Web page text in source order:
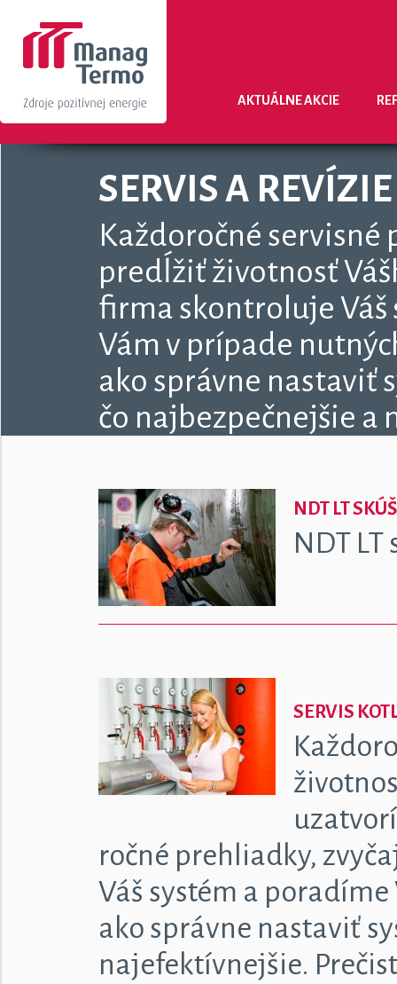
AKTUÁLNE AKCIE
SERVIS A REVÍZIE
Každoročné
predĺžiť životnosť
firma skontroluje
Vám v prípade
ako správne nastaviť
čo najbezpečnejšie a
NDT LT
NDT
SERVIS
ročné prehliadky,
Váš systém a
ako správne nastaviť
najefektívnejšie.